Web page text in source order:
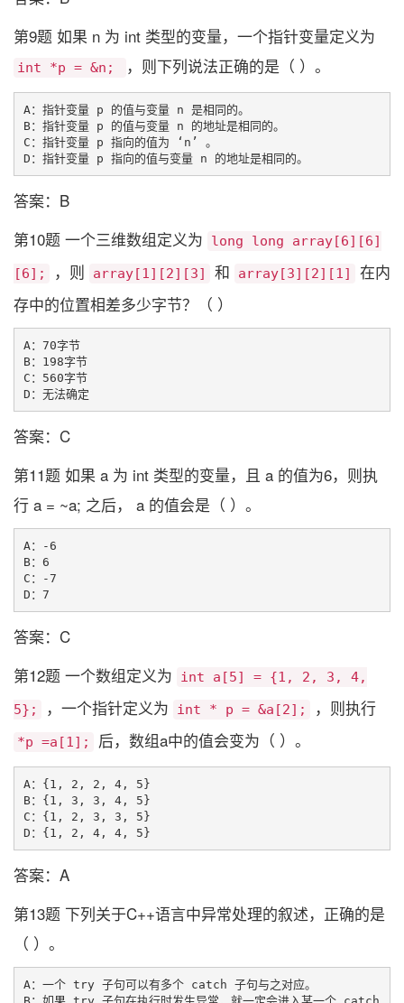
第9题 如果 n 为 int 类型的变量，一个指针变量定义为
int *p = &n; ，则下列说法正确的是（ ）。
A：指针变量 p 的值与变量 n 是相同的。
B：指针变量 p 的值与变量 n 的地址是相同的。
C：指针变量 p 指向的值为 ‘n’ 。
答案：B
第10题 一个三维数组定义为
long long array[6][6]
[6];
，则 array[1][2][3] 和 array[3][2][1]
在内
存中的位置相差多少字节？（ ）
A：70字节
B：198字节
C：560字节
答案：C
第11题 如果 a 为 int 类型的变量，且 a 的值为6，则执
行 a = ~a; 之后， a 的值会是（ ）。
A：-6
B：6
C：-7
答案：C
第12题 一个数组定义为
int a[5] = {1, 2, 3, 4,
5};
，一个指针定义为 int * p = &a[2]; ，则执行
*p =a[1]; 后，数组a中的值会变为（ ）。
A：{1, 2, 2, 4, 5}
B：{1, 3, 3, 4, 5}
C：{1, 2, 3, 3, 5}
答案：A
第13题 下列关于C++语言中异常处理的叙述，正确的是
（ ）。
A：一个 try 子句可以有多个 catch 子句与之对应。
B：如果 try 子句在执行时发生异常，就一定会进入某一个 catch